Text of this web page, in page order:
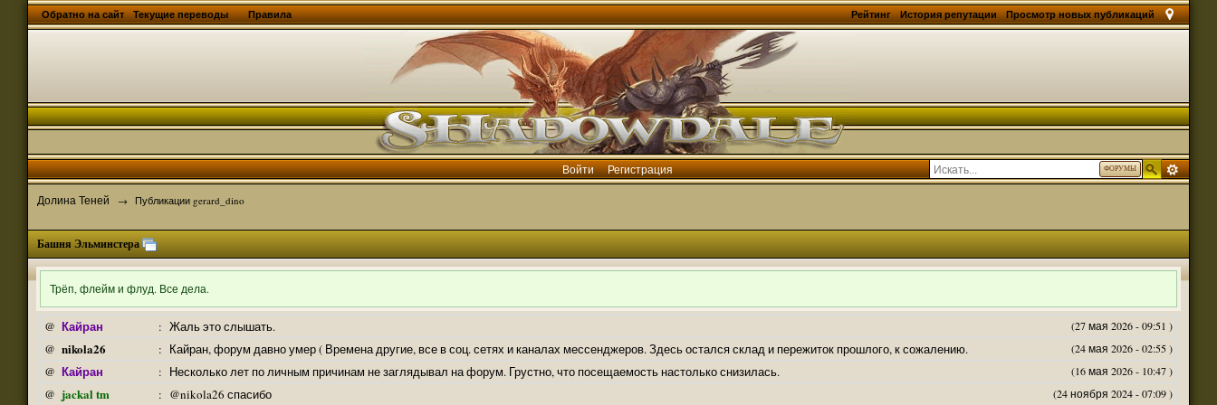
Просмотр новых публикаций
Обратно на сайт Текущие переводы История репутации
Рейтинг
Правила
ФОРУМЫ
Войти Регистрация
Долина Теней → Публикации gerard_dino
Башня Эльминстера
Трёп, флейм и флуд. Все дела.
@ Кайран : (27 мая 2026 - 09:51 )
Жаль это слышать.
@ nikola26 : (24 мая 2026 - 02:55 )
Кайран, форум давно умер ( Времена другие, все в соц. сетях и каналах мессенджеров. Здесь остался склад и пережиток прошлого, к сожалению.
@ Кайран : (16 мая 2026 - 10:47 )
Несколько лет по личным причинам не заглядывал на форум. Грустно, что посещаемость настолько снизилась.
@ jackal tm : (24 ноября 2024 - 07:09 )
@nikola26 спасибо